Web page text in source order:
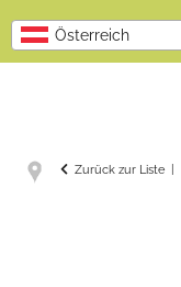
Österreich
Zurück zur Liste